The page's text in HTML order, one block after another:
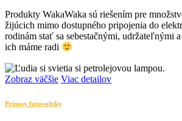
Produkty WakaWaka sú riešením pre
žijúcich mimo dostupného pripojenia do
rodinám stať sa sebestačnými, udržateľnými
ich máme radi
Zobraz väčšie Viac detailov
Prínosy fotovoltiky